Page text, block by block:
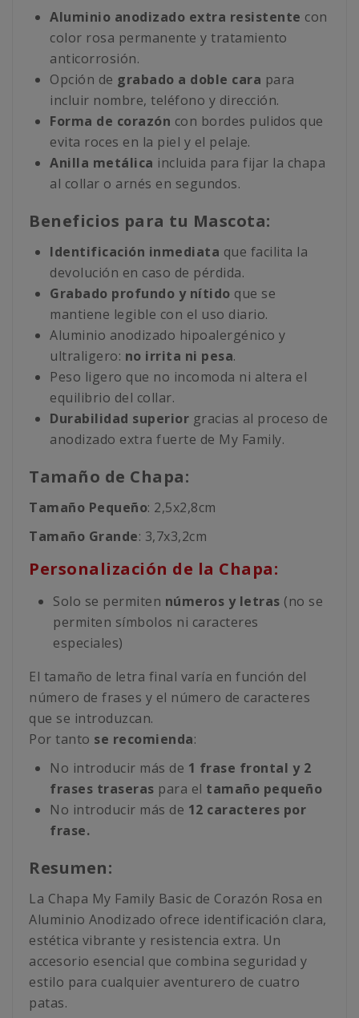
Aluminio anodizado extra resistente con
color rosa permanente y tratamiento
anticorrosión.
Opción de grabado a doble cara para
incluir nombre, teléfono y dirección.
Forma de corazón con bordes pulidos que
evita roces en la piel y el pelaje.
Anilla metálica incluida para fijar la chapa
al collar o arnés en segundos.
Beneficios para tu Mascota:
Identificación inmediata que facilita la
devolución en caso de pérdida.
Grabado profundo y nítido que se
mantiene legible con el uso diario.
Aluminio anodizado hipoalergénico y
ultraligero: no irrita ni pesa.
Peso ligero que no incomoda ni altera el
equilibrio del collar.
Durabilidad superior gracias al proceso de
anodizado extra fuerte de My Family.
Tamaño de Chapa:
Tamaño Pequeño: 2,5x2,8cm
Tamaño Grande: 3,7x3,2cm
Personalización de la Chapa:
Solo se permiten números y letras (no se
permiten símbolos ni caracteres
especiales)
El tamaño de letra final varía en función del
número de frases y el número de caracteres
que se introduzcan.
Por tanto se recomienda:
No introducir más de 1 frase frontal y 2
frases traseras para el tamaño pequeño
No introducir más de 12 caracteres por
frase.
Resumen:
La Chapa My Family Basic de Corazón Rosa en
Aluminio Anodizado ofrece identificación clara,
estética vibrante y resistencia extra. Un
accesorio esencial que combina seguridad y
estilo para cualquier aventurero de cuatro
patas.